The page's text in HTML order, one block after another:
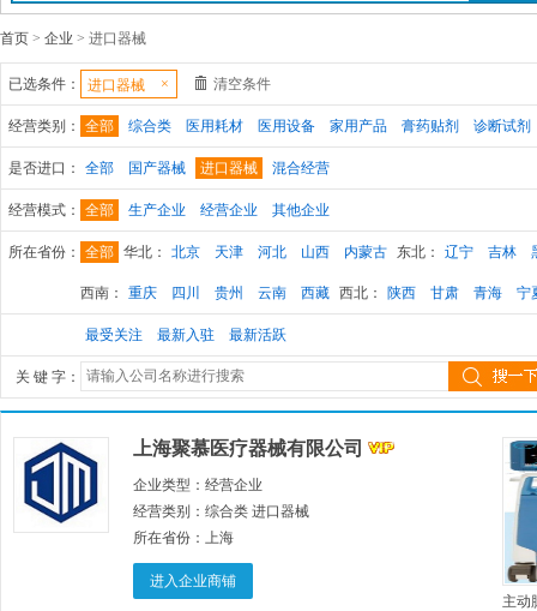
首页 > 企业 > 进口器械
已选条件： ×
进口器械 清空条件
经营类别： 全部 综合类 医用耗材 医用设备 家用产品 膏药贴剂 诊断试剂
是否进口： 全部 国产器械 进口器械 混合经营
经营模式： 全部 生产企业 经营企业 其他企业
所在省份： 全部 华北： 北京 天津 河北 山西 内蒙古 东北： 辽宁 吉林
西南： 重庆 四川 贵州 云南 西藏 西北： 陕西 甘肃 青海 宁
最受关注 最新入驻 最新活跃
关 键 字：
上海聚慕医疗器械有限公司
企业类型： 经营企业
经营类别： 综合类 进口器械
所在省份： 上海
进入企业商铺
主动